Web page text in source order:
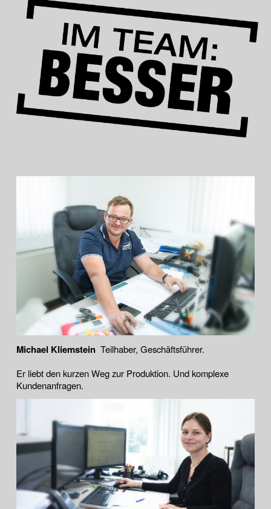
Michael KliemsteinTeilhaber, Geschäftsführer.
Er liebt den kurzen Weg zur Produktion. Und komplexe
Kundenanfragen.